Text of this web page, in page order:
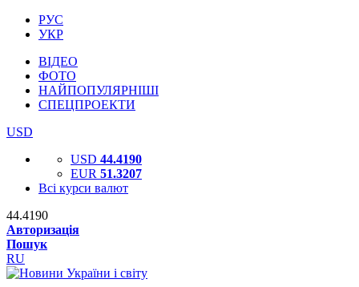
РУС
УКР
ВІДЕО
ФОТО
НАЙПОПУЛЯРНІШІ
СПЕЦПРОЕКТИ
USD
USD 44.4190
EUR 51.3207
Всі курси валют
44.4190
Авторизація
Пошук
RU